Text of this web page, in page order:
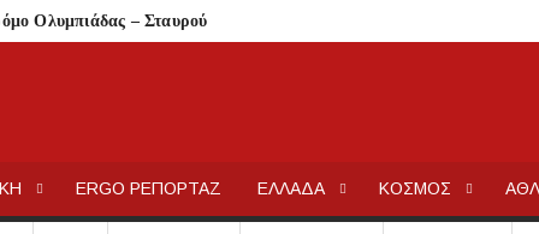
Ολυμπιάδας – Σταυρού
ERGO ΡΕΠΟΡΤΑΖ ΕΛΛΑΔΑ ΚΟΣΜΟΣ